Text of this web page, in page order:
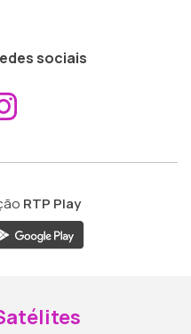
sociais
ao
RTP Play